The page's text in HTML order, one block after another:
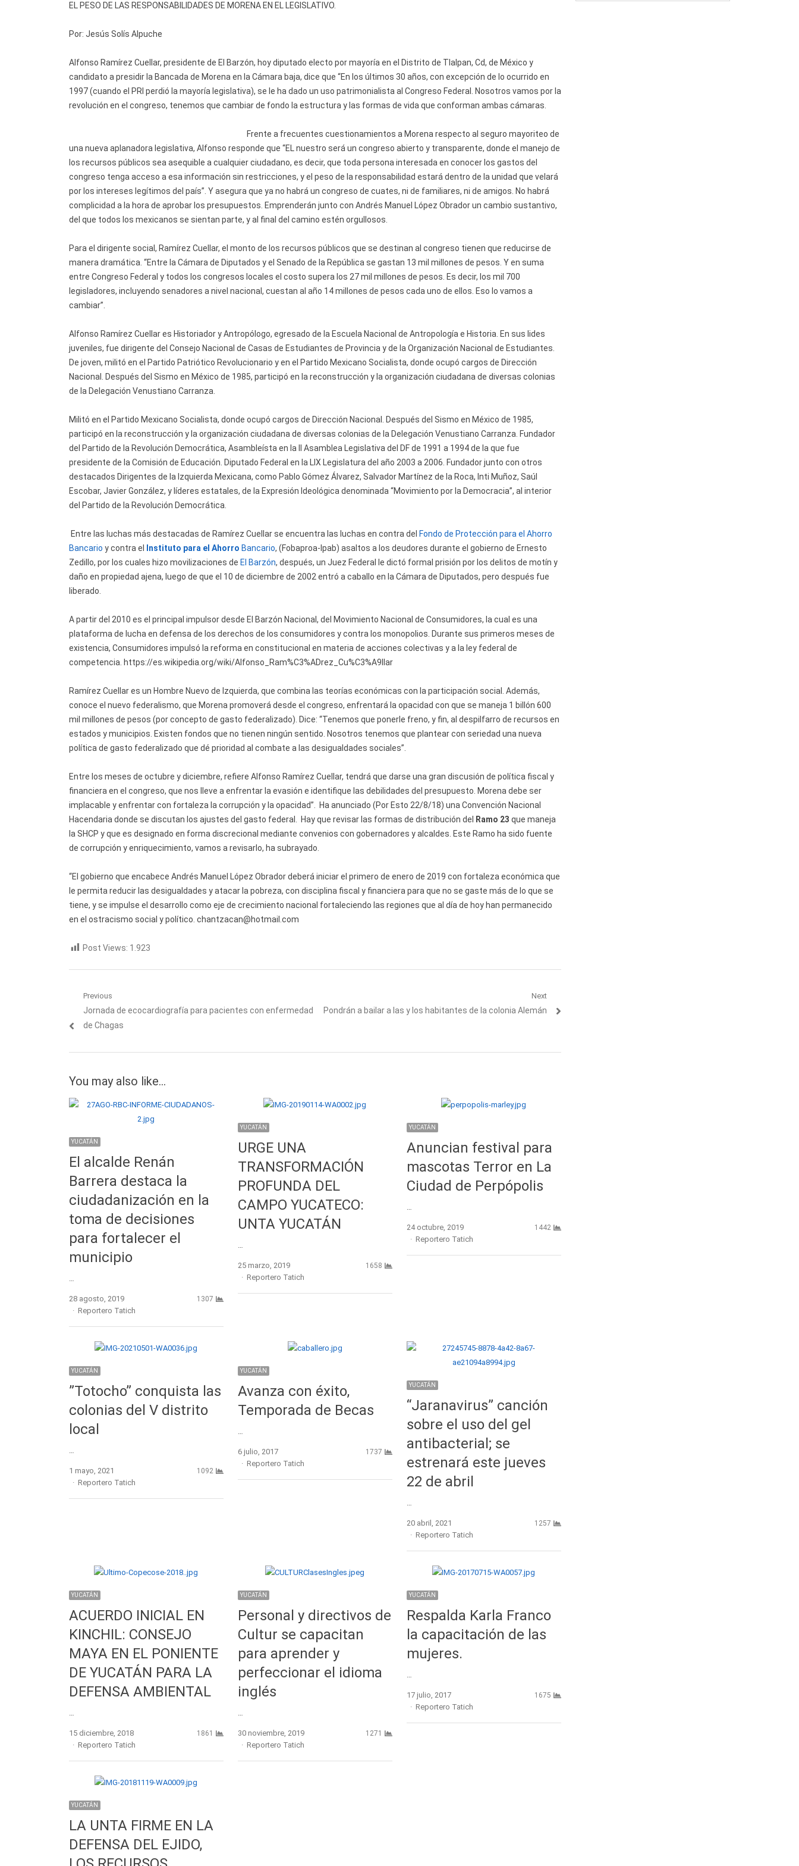
EL PESO DE LAS RESPONSABILIDADES DE MORENA EN EL LEGISLATIVO.
Por: Jesús Solís Alpuche
Alfonso Ramírez Cuellar, presidente de El Barzón, hoy diputado electo por mayoría en el Distrito de Tlalpan, Cd, de México y
candidato a presidir la Bancada de Morena en la Cámara baja, dice que “En los últimos 30 años, con excepción de lo ocurrido en
1997 (cuando el PRI perdió la mayoría legislativa), se le ha dado un uso patrimonialista al Congreso Federal. Nosotros vamos por la
revolución en el congreso, tenemos que cambiar de fondo la estructura y las formas de vida que conforman ambas cámaras.
Frente a frecuentes cuestionamientos a Morena respecto al seguro mayoriteo de
una nueva aplanadora legislativa, Alfonso responde que “EL nuestro será un congreso abierto y transparente, donde el manejo de
los recursos públicos sea asequible a cualquier ciudadano, es decir, que toda persona interesada en conocer los gastos del
congreso tenga acceso a esa información sin restricciones, y el peso de la responsabilidad estará dentro de la unidad que velará
por los intereses legítimos del país”. Y asegura que ya no habrá un congreso de cuates, ni de familiares, ni de amigos. No habrá
complicidad a la hora de aprobar los presupuestos. Emprenderán junto con Andrés Manuel López Obrador un cambio sustantivo,
del que todos los mexicanos se sientan parte, y al final del camino estén orgullosos.
Para el dirigente social, Ramírez Cuellar, el monto de los recursos públicos que se destinan al congreso tienen que reducirse de
manera dramática. “Entre la Cámara de Diputados y el Senado de la República se gastan 13 mil millones de pesos. Y en suma
entre Congreso Federal y todos los congresos locales el costo supera los 27 mil millones de pesos. Es decir, los mil 700
legisladores, incluyendo senadores a nivel nacional, cuestan al año 14 millones de pesos cada uno de ellos. Eso lo vamos a
cambiar”.
Alfonso Ramírez Cuellar es Historiador y Antropólogo, egresado de la Escuela Nacional de Antropología e Historia. En sus lides
juveniles, fue dirigente del Consejo Nacional de Casas de Estudiantes de Provincia y de la Organización Nacional de Estudiantes.
De joven, militó en el Partido Patriótico Revolucionario y en el Partido Mexicano Socialista, donde ocupó cargos de Dirección
Nacional. Después del Sismo en México de 1985, participó en la reconstrucción y la organización ciudadana de diversas colonias
de la Delegación Venustiano Carranza.
Militó en el Partido Mexicano Socialista, donde ocupó cargos de Dirección Nacional. Después del Sismo en México de 1985,
participó en la reconstrucción y la organización ciudadana de diversas colonias de la Delegación Venustiano Carranza. Fundador
del Partido de la Revolución Democrática, Asambleísta en la II Asamblea Legislativa del DF de 1991 a 1994 de la que fue
presidente de la Comisión de Educación. Diputado Federal en la LIX Legislatura del año 2003 a 2006. Fundador junto con otros
destacados Dirigentes de la Izquierda Mexicana, como Pablo Gómez Álvarez, Salvador Martínez de la Roca, Inti Muñoz, Saúl
Escobar, Javier González, y líderes estatales, de la Expresión Ideológica denominada “Movimiento por la Democracia”, al interior
del Partido de la Revolución Democrática.
Entre las luchas más destacadas de Ramírez Cuellar se encuentra las luchas en contra del Fondo de Protección para el Ahorro
Bancario y contra el Instituto para el Ahorro Bancario, (Fobaproa-Ipab) asaltos a los deudores durante el gobierno de Ernesto
Zedillo, por los cuales hizo movilizaciones de El Barzón, después, un Juez Federal le dictó formal prisión por los delitos de motín y
daño en propiedad ajena, luego de que el 10 de diciembre de 2002 entró a caballo en la Cámara de Diputados, pero después fue
liberado.
A partir del 2010 es el principal impulsor desde El Barzón Nacional, del Movimiento Nacional de Consumidores, la cual es una
plataforma de lucha en defensa de los derechos de los consumidores y contra los monopolios. Durante sus primeros meses de
existencia, Consumidores impulsó la reforma en constitucional en materia de acciones colectivas y a la ley federal de
competencia. https://es.wikipedia.org/wiki/Alfonso_Ram%C3%ADrez_Cu%C3%A9llar
Ramírez Cuellar es un Hombre Nuevo de Izquierda, que combina las teorías económicas con la participación social. Además,
conoce el nuevo federalismo, que Morena promoverá desde el congreso, enfrentará la opacidad con que se maneja 1 billón 600
mil millones de pesos (por concepto de gasto federalizado). Dice: “Tenemos que ponerle freno, y fin, al despilfarro de recursos en
estados y municipios. Existen fondos que no tienen ningún sentido. Nosotros tenemos que plantear con seriedad una nueva
política de gasto federalizado que dé prioridad al combate a las desigualdades sociales”.
Entre los meses de octubre y diciembre, refiere Alfonso Ramírez Cuellar, tendrá que darse una gran discusión de política fiscal y
financiera en el congreso, que nos lleve a enfrentar la evasión e identifique las debilidades del presupuesto. Morena debe ser
implacable y enfrentar con fortaleza la corrupción y la opacidad”. Ha anunciado (Por Esto 22/8/18) una Convención Nacional
Hacendaria donde se discutan los ajustes del gasto federal. Hay que revisar las formas de distribución del
Ramo 23 que maneja
la SHCP y que es designado en forma discrecional mediante convenios con gobernadores y alcaldes. Este Ramo ha sido fuente
de corrupción y enriquecimiento, vamos a revisarlo, ha subrayado.
“El gobierno que encabece Andrés Manuel López Obrador deberá iniciar el primero de enero de 2019 con fortaleza económica que
le permita reducir las desigualdades y atacar la pobreza, con disciplina fiscal y financiera para que no se gaste más de lo que se
tiene, y se impulse el desarrollo como eje de crecimiento nacional fortaleciendo las regiones que al día de hoy han permanecido
en el ostracismo social y político. chantzacan@hotmail.com
Post Views: 1.923
Navegación
de
Previous
Previous
post:
Jornada de ecocardiografía para pacientes con enfermedad
de Chagas
Next
Next
Pondrán a bailar a las y los habitantes de la colonia Alemán
You may also like...
YUCATÁN
El alcalde Renán
Barrera destaca la
ciudadanización en la
toma de decisiones
para fortalecer el
municipio
28 agosto, 2019
Author
Reportero Tatich
1307
YUCATÁN
URGE UNA
TRANSFORMACIÓN
PROFUNDA DEL
CAMPO YUCATECO:
UNTA YUCATÁN
25 marzo, 2019
Author
Reportero Tatich
1658
YUCATÁN
Anuncian festival para
mascotas Terror en La
Ciudad de Perpópolis
24 octubre, 2019
Author
Reportero Tatich
1442
YUCATÁN
”Totocho” conquista las
colonias del V distrito
local
1 mayo, 2021
Author
Reportero Tatich
1092
YUCATÁN
Avanza con éxito,
Temporada de Becas
6 julio, 2017
Author
Reportero Tatich
1737
YUCATÁN
“Jaranavirus” canción
sobre el uso del gel
antibacterial; se
estrenará este jueves
22 de abril
20 abril, 2021
Author
Reportero Tatich
1257
YUCATÁN
ACUERDO INICIAL EN
KINCHIL: CONSEJO
MAYA EN EL PONIENTE
DE YUCATÁN PARA LA
DEFENSA AMBIENTAL
15 diciembre, 2018
Author
Reportero Tatich
1861
YUCATÁN
Personal y directivos de
Cultur se capacitan
para aprender y
perfeccionar el idioma
inglés
30 noviembre, 2019
Author
Reportero Tatich
1271
YUCATÁN
Respalda Karla Franco
la capacitación de las
mujeres.
17 julio, 2017
Author
Reportero Tatich
1675
YUCATÁN
LA UNTA FIRME EN LA
DEFENSA DEL EJIDO,